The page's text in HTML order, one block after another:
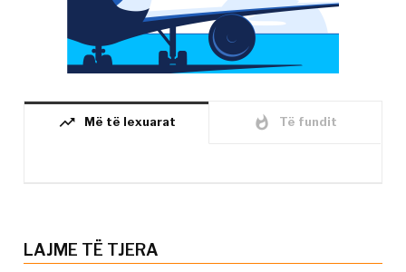
trending_up Më të lexuarat whatshot Të fundit
LAJME TË TJERA